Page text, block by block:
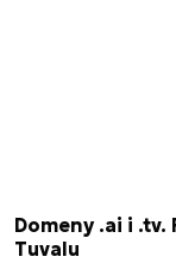
Domeny .ai i
Tuvalu